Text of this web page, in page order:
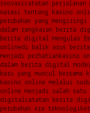
inovasicatatan perjalanan
narasi tentang kasino
perubahan yang
dalam rangkaian berita
berita digital mengulas
onlinedi balik arus
menjadi perhatian kasino
dalam berita digital
baru yang muncul bersama
kasino online melalui
online menjadi salah
digitalcatatan berita
perubahan era teknologi